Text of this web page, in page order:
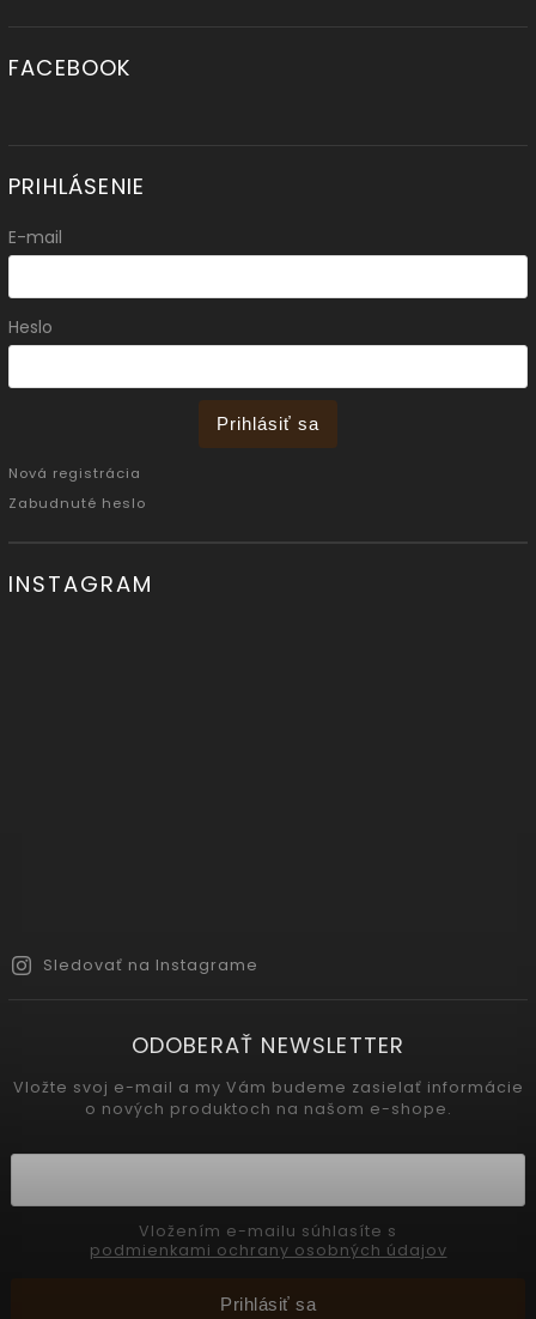
FACEBOOK
PRIHLÁSENIE
E-mail
Heslo
Prihlásiť sa
Nová registrácia
Zabudnuté heslo
INSTAGRAM
Sledovať na Instagrame
ODOBERAŤ NEWSLETTER
Vložte svoj e-mail a my Vám budeme zasielať informácie
o nových produktoch na našom e-shope.
podmienkami ochrany osobných údajov
Prihlásiť sa